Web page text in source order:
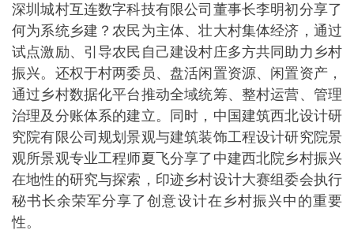
深圳城村互连数字科技有限公司董事长李明初分享了
何为系统乡建？农民为主体、壮大村集体经济，通过
试点激励、引导农民自己建设村庄多方共同助力乡村
振兴。还权于村两委员、盘活闲置资源、闲置资产，
通过乡村数据化平台推动全域统筹、整村运营、管理
治理及分账体系的建立。同时，中国建筑西北设计研
究院有限公司规划景观与建筑装饰工程设计研究院景
观所景观专业工程师夏飞分享了中建西北院乡村振兴
在地性的研究与探索，印迹乡村设计大赛组委会执行
秘书长余荣军分享了创意设计在乡村振兴中的重要
性。